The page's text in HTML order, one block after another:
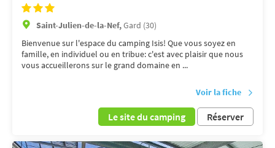
Saint-Julien-de-la-Nef,Gard (30)
Bienvenue sur l'espace du camping Isis! Que vous soyez en
famille, en individuel ou en tribue: c'est avec plaisir que nous
vous accueillerons sur le grand domaine en ...
Voir la fiche
Le site du camping Réserver